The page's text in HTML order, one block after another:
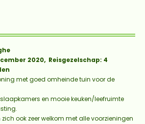
2020, Reisgezelschap: 4
met goed omheinde tuin voor de
en mooie keuken/leefruimte
ook zeer welkom met alle voorzieningen